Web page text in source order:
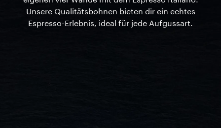
Unsere Qualitätsbohnen bieten dir ein echtes
Espresso-Erlebnis, ideal für jede Aufgussart.